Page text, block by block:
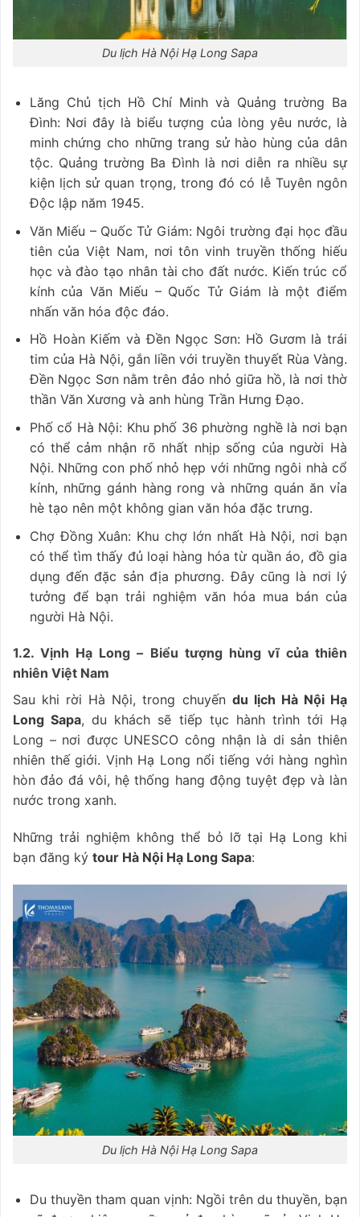
Du lịch Hà Nội Hạ Long Sapa
Lăng Chủ tịch Hồ Chí Minh và Quảng trường Ba
Đình: Nơi đây là biểu tượng của lòng yêu nước, là
minh chứng cho những trang sử hào hùng của dân
tộc. Quảng trường Ba Đình là nơi diễn ra nhiều sự
kiện lịch sử quan trọng, trong đó có lễ Tuyên ngôn
Độc lập năm 1945.
Văn Miếu – Quốc Tử Giám: Ngôi trường đại học đầu
tiên của Việt Nam, nơi tôn vinh truyền thống hiếu
học và đào tạo nhân tài cho đất nước. Kiến trúc cổ
kính của Văn Miếu – Quốc Tử Giám là một điểm
nhấn văn hóa độc đáo.
Hồ Hoàn Kiếm và Đền Ngọc Sơn: Hồ Gươm là trái
tim của Hà Nội, gắn liền với truyền thuyết Rùa Vàng.
Đền Ngọc Sơn nằm trên đảo nhỏ giữa hồ, là nơi thờ
thần Văn Xương và anh hùng Trần Hưng Đạo.
Phố cổ Hà Nội: Khu phố 36 phường nghề là nơi bạn
có thể cảm nhận rõ nhất nhịp sống của người Hà
Nội. Những con phố nhỏ hẹp với những ngôi nhà cổ
kính, những gánh hàng rong và những quán ăn vỉa
hè tạo nên một không gian văn hóa đặc trưng.
Chợ Đồng Xuân: Khu chợ lớn nhất Hà Nội, nơi bạn
có thể tìm thấy đủ loại hàng hóa từ quần áo, đồ gia
dụng đến đặc sản địa phương. Đây cũng là nơi lý
tưởng để bạn trải nghiệm văn hóa mua bán của
người Hà Nội.
1.2. Vịnh Hạ Long – Biểu tượng hùng vĩ của thiên
nhiên Việt Nam
Sau khi rời Hà Nội, trong chuyến du lịch Hà Nội Hạ
Long Sapa, du khách sẽ tiếp tục hành trình tới Hạ
Long – nơi được UNESCO công nhận là di sản thiên
nhiên thế giới. Vịnh Hạ Long nổi tiếng với hàng nghìn
hòn đảo đá vôi, hệ thống hang động tuyệt đẹp và làn
nước trong xanh.
Những trải nghiệm không thể bỏ lỡ tại Hạ Long khi
bạn đăng ký tour Hà Nội Hạ Long Sapa:
Du lịch Hà Nội Hạ Long Sapa
Du thuyền tham quan vịnh: Ngồi trên du thuyền, bạn